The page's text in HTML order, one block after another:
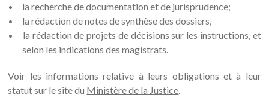
la recherche de documentation et de jurisprudence;
la rédaction de notes de synthèse des dossiers,
la rédaction de projets de décisions sur les instructions, et
selon les indications des magistrats.
Voir les informations relative à leurs obligations et à leur
statut sur le site du Ministère de la Justice.